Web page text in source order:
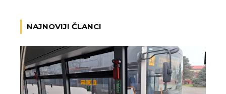
NAJNOVIJI ČLANCI